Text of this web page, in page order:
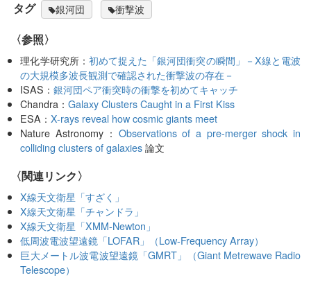
タグ 銀河団 衝撃波
〈参照〉
理化学研究所： 初めて捉えた「銀河団衝突の瞬間」－X線と電波
の大規模多波長観測で確認された衝撃波の存在－
ISAS：銀河団ペア衝突時の衝撃を初めてキャッチ
Chandra：Galaxy Clusters Caught in a First Kiss
ESA：X-rays reveal how cosmic giants meet
Nature Astronomy： Observations of a pre-merger shock in
colliding clusters of galaxies論文
〈関連リンク〉
X線天文衛星「すざく」
X線天文衛星「チャンドラ」
X線天文衛星「XMM-Newton」
低周波電波望遠鏡「LOFAR」（Low-Frequency Array）
巨大メートル波電波望遠鏡「GMRT」（Giant Metrewave Radio
Telescope）